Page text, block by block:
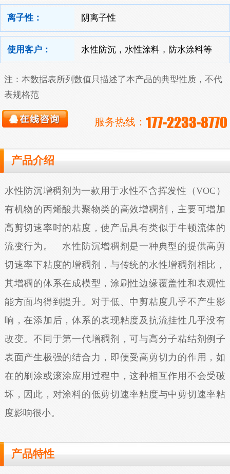
离子性： 阴离子性
使用客户： 水性防沉，水性涂料，防水涂料等
注：本数据表所列数值只描述了本产品的典型性质，不代
表规格范
服务热线：177-2233-8770
产品介绍
水性防沉增稠剂为一款用于水性不含挥发性（VOC）
有机物的丙烯酸共聚物类的高效增稠剂，主要可增加
高剪切速率时的粘度，使产品具有类似于牛顿流体的
流变行为。 水性防沉增稠剂是一种典型的提供高剪
切速率下粘度的增稠剂，与传统的水性增稠剂相比，
其增稠的体系在成模型，涂刷性边缘覆盖性和表观性
能方面均得到提升。对于低、中剪粘度几乎不产生影
响，在添加后，体系的表现粘度及抗流挂性几乎没有
改变。不同于第一代增稠剂，可与高分子粘结剂例子
表面产生极强的结合力，即便受高剪切力的作用，如
在的刷涂或滚涂应用过程中，这种相互作用不会受破
坏，因此，对涂料的低剪切速率粘度与中剪切速率粘
度影响很小。
产品特性